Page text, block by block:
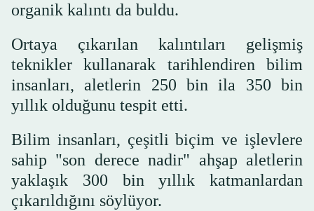
organik kalıntı da buldu.
Ortaya çıkarılan kalıntıları gelişmiş
teknikler kullanarak tarihlendiren bilim
insanları, aletlerin 250 bin ila 350 bin
yıllık olduğunu tespit etti.
Bilim insanları, çeşitli biçim ve işlevlere
sahip "son derece nadir" ahşap aletlerin
yaklaşık 300 bin yıllık katmanlardan
çıkarıldığını söylüyor.